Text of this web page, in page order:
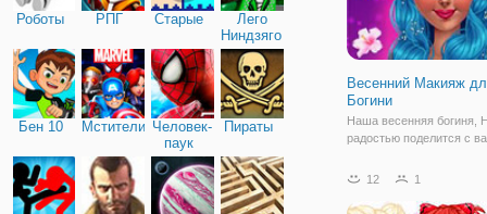
Роботы РПГ Старые
Лего
Ниндзяго
Бен 10 Мстители Человек-
паук
Пираты
Весенний Макияж
Богини
Наша весенняя богиня,
радостью поделится с
приемами, которые
с подготовкой к макияжу,
12 1